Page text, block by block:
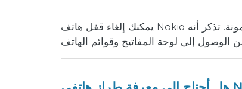
يمكنك إلغاء قفل هاتف Nokia الخاص بك بمجرد الوصول إلى الإنترنت وحساب بريد إلكتروني، حيث سنرسل إليك التعليمات في غضون فترة تسليم مضمونة. تذكر أنه